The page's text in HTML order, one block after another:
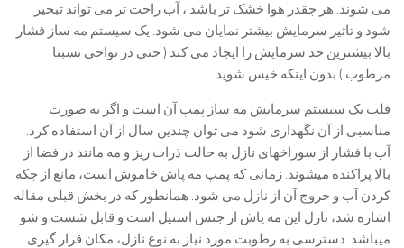
می شوند. هر چقدر هوا خشک تر باشد ، آب راحت تر می تواند تبخیر
شود و تاثیر سرمایش بیشتر نمایان می شود. یک سیستم مه ساز فشار
بالا بیشترین حد سرمایش را ایجاد می کند ( حتی در نواحی نسبتا
مرطوب ) بدون اینکه خیس شوید.
قلب یک سیستم سرمایش مه ساز پمپ آن است و اگر به صورت
مناسبی از آن نگهداری شود می توان چندین سال از آن استفاده کرد.
آب با فشار از سوراخهای نازل به حالت ذرات ریز و مه مانند در فضا از
بالا پراکنده میشوند. زمانی که پمپ مه پاش خاموش است، مانع از چکه
کردن آب و خروج آن از نازل می شود. همانطور که در بخش قبلی مقاله
اشاره شد، نازل این مه پاش از جنس استیل است و قابل شست و شو
میباشد. دسترسی به رطوبت مورد نیاز به نوع نازل، مکان قرار گیری